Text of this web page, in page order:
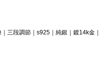
三段調節｜s925｜純銀｜鍍14k金｜